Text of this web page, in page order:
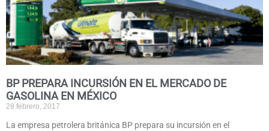
BP PREPARA INCURSIÓN EN EL MERCADO DE
GASOLINA EN MÉXICO
28 febrero, 2017
La empresa petrolera británica BP prepara su incursión en el